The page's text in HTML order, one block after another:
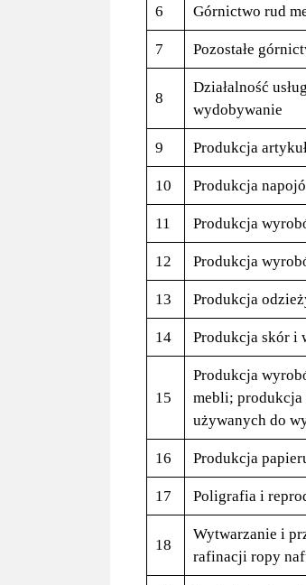
6 Górnictwo rud
7 Pozostałe
8
Działalność
wydobywanie
9 Produkcja
10 Produkcja
11 Produkcja
12 Produkcja
13 Produkcja
14 Produkcja skór i
15
Produkcja
mebli; produkcja
używanych do
16 Produkcja
17 Poligrafia i
18
Wytwarzanie i
rafinacji ropy